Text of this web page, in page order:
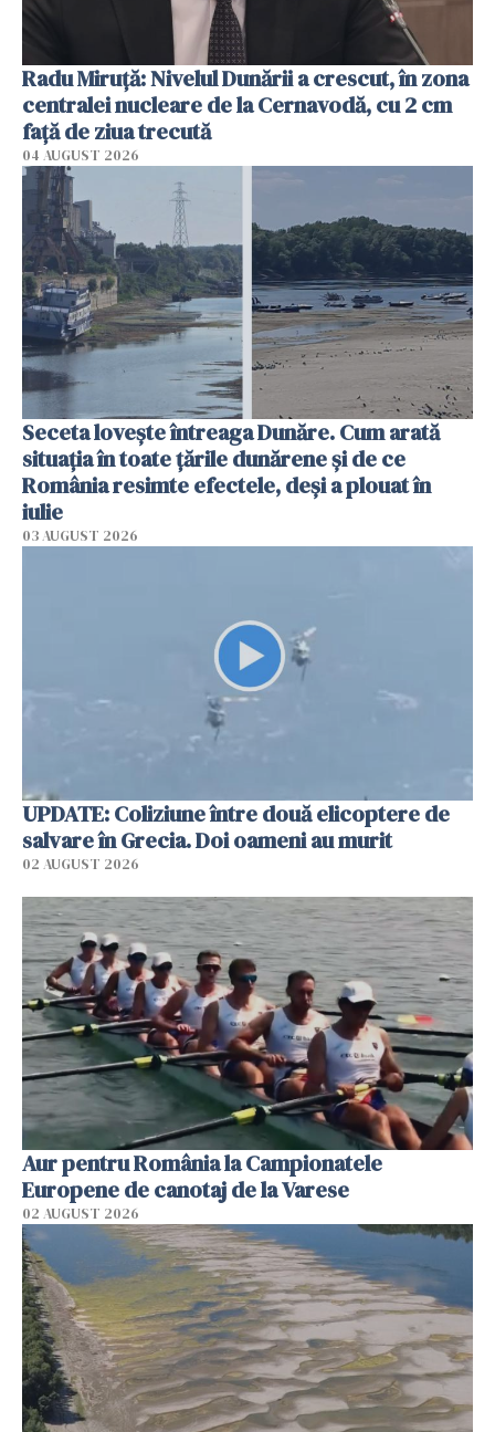
Radu Miruţă: Nivelul Dunării a crescut, în zona
centralei nucleare de la Cernavodă, cu 2 cm
faţă de ziua trecută
04 AUGUST 2026
Seceta lovește întreaga Dunăre. Cum arată
situația în toate țările dunărene și de ce
România resimte efectele, deși a plouat în
iulie
03 AUGUST 2026
UPDATE: Coliziune între două elicoptere de
salvare în Grecia. Doi oameni au murit
02 AUGUST 2026
Aur pentru România la Campionatele
Europene de canotaj de la Varese
02 AUGUST 2026